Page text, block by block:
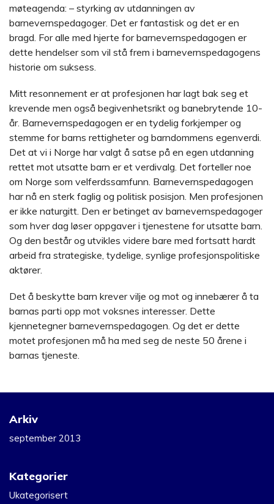
møteagenda: – styrking av utdanningen av
barnevernspedagoger. Det er fantastisk og det er en
bragd. For alle med hjerte for barnevernspedagogen er
dette hendelser som vil stå frem i barnevernspedagogens
historie om suksess.
Mitt resonnement er at profesjonen har lagt bak seg et
krevende men også begivenhetsrikt og banebrytende 10-
år. Barnevernspedagogen er en tydelig forkjemper og
stemme for barns rettigheter og barndommens egenverdi.
Det at vi i Norge har valgt å satse på en egen utdanning
rettet mot utsatte barn er et verdivalg. Det forteller noe
om Norge som velferdssamfunn. Barnevernspedagogen
har nå en sterk faglig og politisk posisjon. Men profesjonen
er ikke naturgitt. Den er betinget av barnevernspedagoger
som hver dag løser oppgaver i tjenestene for utsatte barn.
Og den består og utvikles videre bare med fortsatt hardt
arbeid fra strategiske, tydelige, synlige profesjonspolitiske
aktører.
Det å beskytte barn krever vilje og mot og innebærer å ta
barnas parti opp mot voksnes interesser. Dette
kjennetegner barnevernspedagogen. Og det er dette
motet profesjonen må ha med seg de neste 50 årene i
barnas tjeneste.
Arkiv
september 2013
Kategorier
Ukategorisert